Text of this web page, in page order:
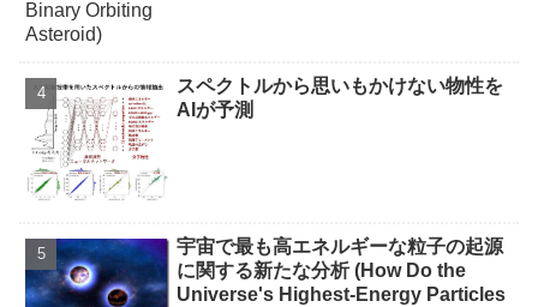
スペクトルから思いもかけない物性を
AIが予測
宇宙で最も高エネルギーな粒子の起源
に関する新たな分析 (How Do the
Universe's Highest-Energy Particles